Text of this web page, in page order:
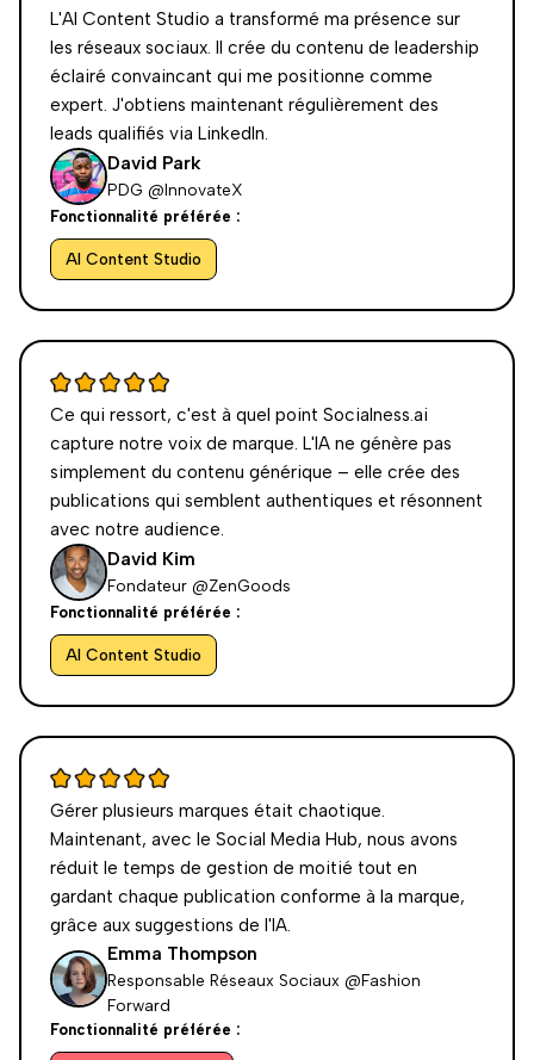
L'AI Content Studio a transformé ma présence sur
les réseaux sociaux. Il crée du contenu de leadership
éclairé convaincant qui me positionne comme
expert. J'obtiens maintenant régulièrement des
leads qualifiés via LinkedIn.
David Park
PDG @InnovateX
Fonctionnalité préférée :
AI Content Studio
Ce qui ressort, c'est à quel point Socialness.ai
capture notre voix de marque. L'IA ne génère pas
simplement du contenu générique – elle crée des
publications qui semblent authentiques et résonnent
avec notre audience.
David Kim
Fondateur @ZenGoods
Fonctionnalité préférée :
AI Content Studio
Gérer plusieurs marques était chaotique.
Maintenant, avec le Social Media Hub, nous avons
réduit le temps de gestion de moitié tout en
gardant chaque publication conforme à la marque,
grâce aux suggestions de l'IA.
Emma Thompson
Responsable Réseaux Sociaux @Fashion
Forward
Fonctionnalité préférée :